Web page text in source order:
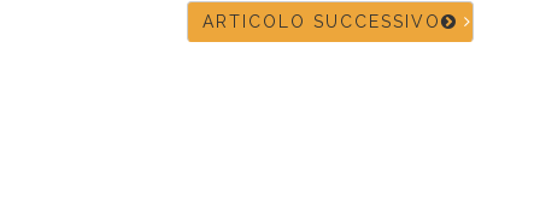
ARTICOLO SUCCESSIVO